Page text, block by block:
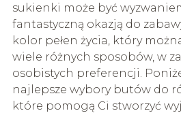
sukienki może być
fantastyczną okazją do
kolor pełen życia, który
wiele różnych sposobów, w
osobistych preferencji.
najlepsze wybory butów do
które pomogą Ci stworzyć